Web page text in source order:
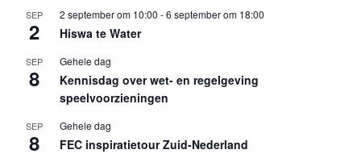
SEP
2
2 september om 10:00 -6 september om 18:00
Hiswa te Water
SEP
8
Gehele dag
Kennisdag over wet- en regelgeving
speelvoorzieningen
SEP
8
Gehele dag
FEC inspiratietour Zuid-Nederland